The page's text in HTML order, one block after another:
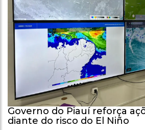
Governo do Piauí reforça
diante do risco do El Niño